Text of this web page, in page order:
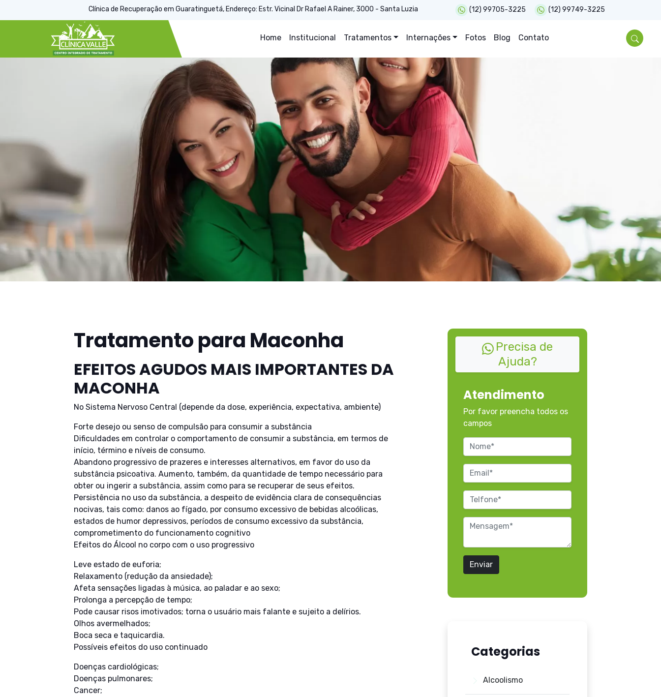
Clínica de Recuperação em Guaratinguetá, Endereço: Estr. Vicinal Dr Rafael A Rainer, 3000 - Santa Luzia (12) 99705-3225 (12) 99749-3225
Home Institucional Tratamentos Internações Fotos Blog Contato
Tratamento para Maconha
EFEITOS AGUDOS MAIS IMPORTANTES DA
MACONHA
No Sistema Nervoso Central (depende da dose, experiência, expectativa, ambiente)
Forte desejo ou senso de compulsão para consumir a substância
Dificuldades em controlar o comportamento de consumir a substância, em termos de
início, término e níveis de consumo.
Abandono progressivo de prazeres e interesses alternativos, em favor do uso da
substância psicoativa. Aumento, também, da quantidade de tempo necessário para
obter ou ingerir a substância, assim como para se recuperar de seus efeitos.
Persistência no uso da substância, a despeito de evidência clara de consequências
nocivas, tais como: danos ao fígado, por consumo excessivo de bebidas alcoólicas,
estados de humor depressivos, períodos de consumo excessivo da substância,
comprometimento do funcionamento cognitivo
Efeitos do Álcool no corpo com o uso progressivo
Leve estado de euforia;
Relaxamento (redução da ansiedade);
Afeta sensações ligadas à música, ao paladar e ao sexo;
Prolonga a percepção de tempo;
Pode causar risos imotivados; torna o usuário mais falante e sujeito a delírios.
Olhos avermelhados;
Boca seca e taquicardia.
Possíveis efeitos do uso continuado
Doenças cardiológicas;
Doenças pulmonares;
Cancer;
Precisa de
Ajuda?
Atendimento
Por favor preencha todos os
campos
Enviar
Categorias
Alcoolismo